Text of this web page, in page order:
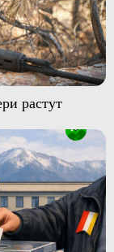
растут